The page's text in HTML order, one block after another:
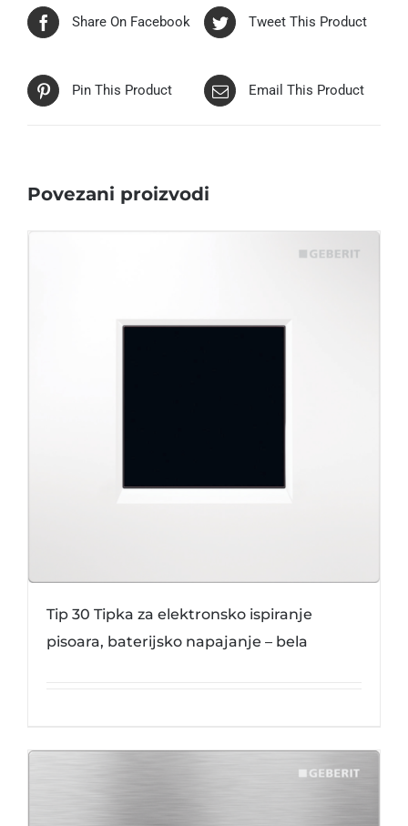
Share On Facebook Tweet This Product
Pin This Product Email This Product
Povezani proizvodi
Tip 30 Tipka za elektronsko ispiranje
pisoara, baterijsko napajanje – bela